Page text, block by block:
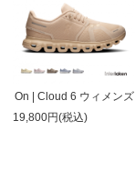
On | Cloud 6 ウィメンズ
19,800円(税込)